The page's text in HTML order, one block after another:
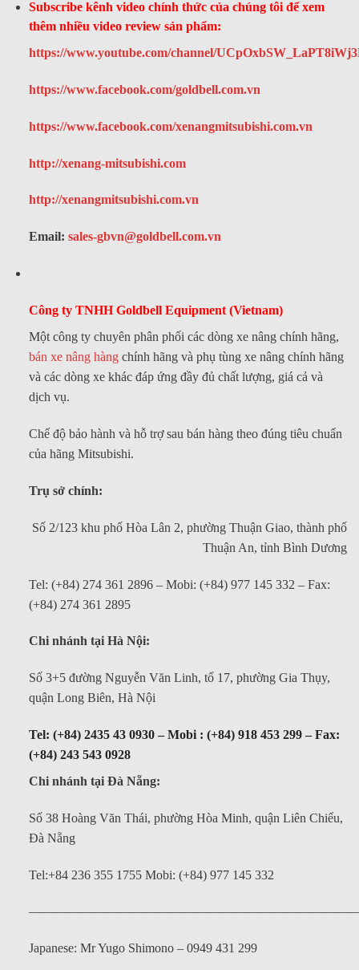
Subscribe kênh video chính thức của chúng tôi để xem
thêm nhiều video review sản phẩm:
https://www.youtube.com/channel/
https://www.facebook.com/goldbell.com.vn
https://www.facebook.com/xenangmitsubishi.com.vn
http://xenang-mitsubishi.com
http://xenangmitsubishi.com.vn
Email: sales-gbvn@goldbell.com.vn
Công ty TNHH Goldbell Equipment (Vietnam)
Một công ty chuyên phân phối các dòng xe nâng chính hãng,
bán xe nâng hàngchính hãng và phụ tùng xe nâng chính hãng
và các dòng xe khác đáp ứng đầy đủ chất lượng, giá cả và
dịch vụ.
Chế độ bảo hành và hỗ trợ sau bán hàng theo đúng tiêu chuẩn
của hãng Mitsubishi.
Trụ sở chính:
Số 2/123 khu phố Hòa Lân 2, phường Thuận Giao, thành phố
Thuận An, tỉnh Bình Dương
Tel: (+84) 274 361 2896 – Mobi: (+84) 977 145 332 – Fax:
(+84) 274 361 2895
Chi nhánh tại Hà Nội:
Số 3+5 đường Nguyễn Văn Linh, tổ 17, phường Gia Thụy,
quận Long Biên, Hà Nội
Tel: (+84) 2435 43 0930 – Mobi : (+84) 918 453 299 – Fax:
(+84) 243 543 0928
Chi nhánh tại Đà Nẵng:
Số 38 Hoàng Văn Thái, phường Hòa Minh, quận Liên Chiểu,
Đà Nẵng
Tel:+84 236 355 1755 Mobi: (+84) 977 145 332
Japanese: Mr Yugo Shimono – 0949 431 299